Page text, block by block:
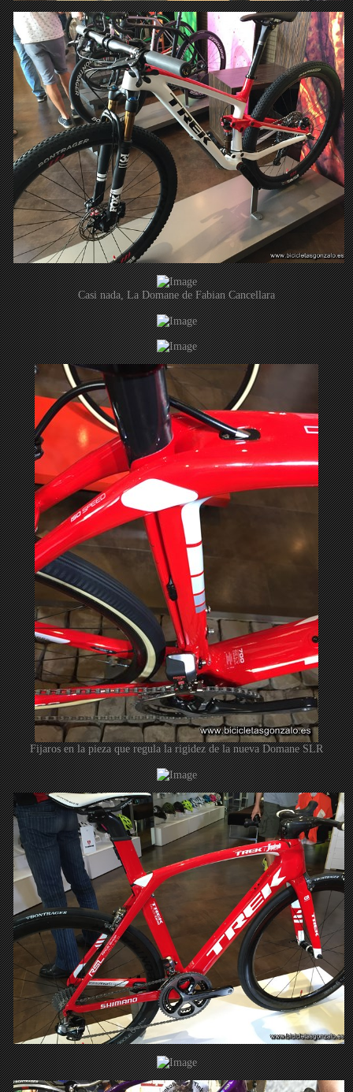
Casi nada, La Domane de Fabian Cancellara
Fijaros en la pieza que regula la rigidez de la nueva Domane SLR